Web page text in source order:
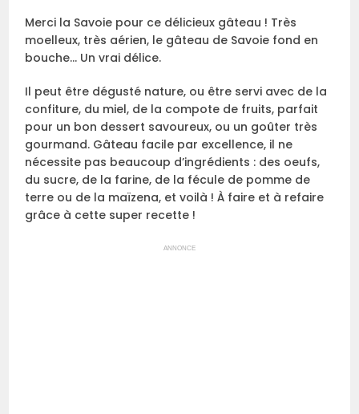
Merci la Savoie pour ce délicieux gâteau ! Très
moelleux, très aérien, le gâteau de Savoie fond en
bouche… Un vrai délice.
Il peut être dégusté nature, ou être servi avec de la
confiture, du miel, de la compote de fruits, parfait
pour un bon dessert savoureux, ou un goûter très
gourmand. Gâteau facile par excellence, il ne
nécessite pas beaucoup d’ingrédients : des oeufs,
du sucre, de la farine, de la fécule de pomme de
terre ou de la maïzena, et voilà ! À faire et à refaire
grâce à cette super recette !
ANNONCE